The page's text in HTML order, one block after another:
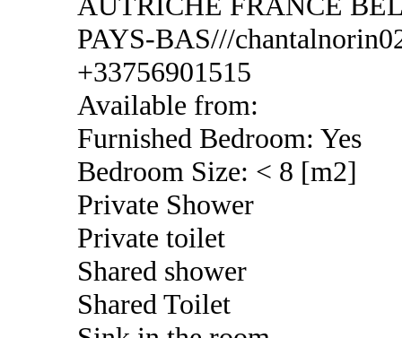
PAYS-BAS///
+33756901515
Available from:
Furnished Bedroom: Yes
Bedroom Size: < 8 [m2]
Private Shower
Private toilet
Shared shower
Shared Toilet